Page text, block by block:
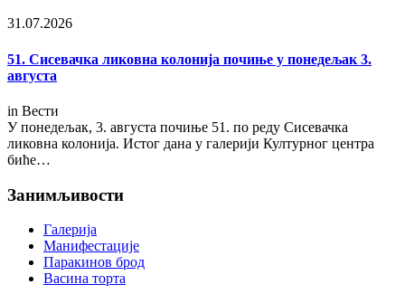
31.07.2026
51. Сисевачка ликовна колонија почиње у понедељак 3.
августа
in Вести
У понедељак, 3. августа почиње 51. по реду Сисевачка
ликовна колонија. Истог дана у галерији Културног центра
биће…
Занимљивости
Галерија
Манифестације
Паракинов брод
Васина торта